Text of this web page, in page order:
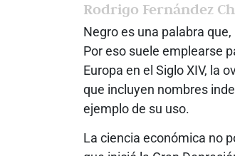
Rodrigo Fernández
Negro es una palabra
Por eso suele emplearse
Europa en el Siglo XIV, la
que incluyen nombres
ejemplo de su uso.
La ciencia económica no